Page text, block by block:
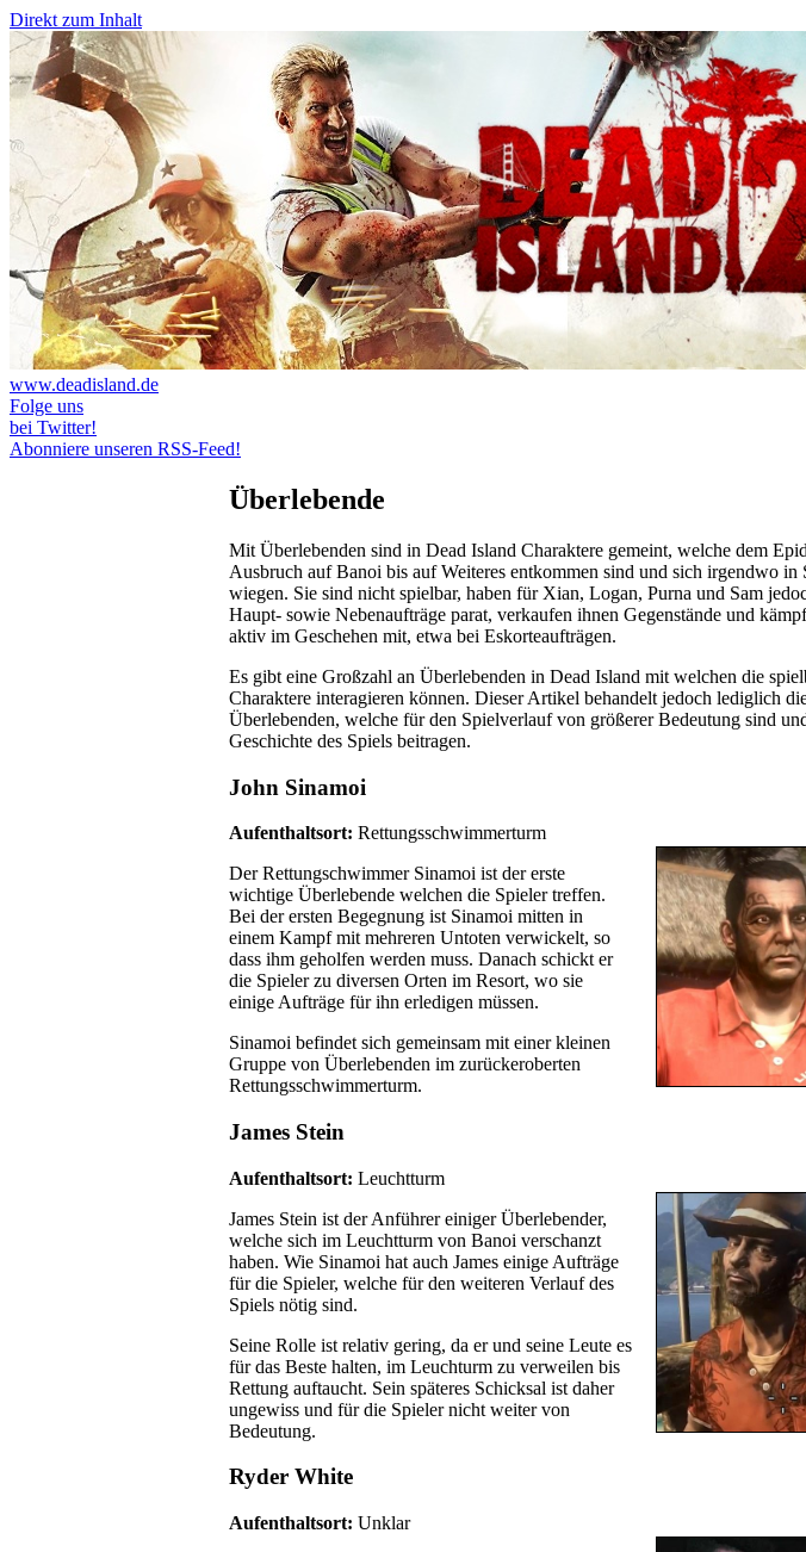
Direkt zum Inhalt
www.deadisland.de
Folge uns
bei Twitter!
Abonniere unseren RSS-Feed!
Überlebende
Mit Überlebenden sind in Dead Island Charaktere gemeint, welche dem
Ausbruch auf Banoi bis auf Weiteres entkommen sind und sich irgendwo in
wiegen. Sie sind nicht spielbar, haben für Xian, Logan, Purna und Sam
Haupt- sowie Nebenaufträge parat, verkaufen ihnen Gegenstände und
aktiv im Geschehen mit, etwa bei Eskorteaufträgen.
Es gibt eine Großzahl an Überlebenden in Dead Island mit welchen die
Charaktere interagieren können. Dieser Artikel behandelt jedoch lediglich
Überlebenden, welche für den Spielverlauf von größerer Bedeutung sind
Geschichte des Spiels beitragen.
John Sinamoi
Aufenthaltsort: Rettungsschwimmerturm
Der Rettungschwimmer Sinamoi ist der erste
wichtige Überlebende welchen die Spieler treffen.
Bei der ersten Begegnung ist Sinamoi mitten in
einem Kampf mit mehreren Untoten verwickelt, so
dass ihm geholfen werden muss. Danach schickt er
die Spieler zu diversen Orten im Resort, wo sie
einige Aufträge für ihn erledigen müssen.
Sinamoi befindet sich gemeinsam mit einer kleinen
Gruppe von Überlebenden im zurückeroberten
Rettungsschwimmerturm.
James Stein
Aufenthaltsort: Leuchtturm
James Stein ist der Anführer einiger Überlebender,
welche sich im Leuchtturm von Banoi verschanzt
haben. Wie Sinamoi hat auch James einige Aufträge
für die Spieler, welche für den weiteren Verlauf des
Spiels nötig sind.
Seine Rolle ist relativ gering, da er und seine Leute es
für das Beste halten, im Leuchturm zu verweilen bis
Rettung auftaucht. Sein späteres Schicksal ist daher
ungewiss und für die Spieler nicht weiter von
Bedeutung.
Ryder White
Aufenthaltsort: Unklar